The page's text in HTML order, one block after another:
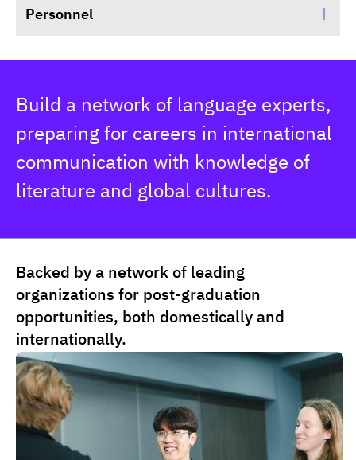
Lecturer of Program
jariya.waa@dpu.ac.th
Dr. Norrarat Pumpaisanchai
Lecturer of Program
Lecturer Wu Xian
Lecturer of Program
xian.wu@dpu.ac.th
Lecturer Chayapa Sutthasian
Lecturer of Program
thammika.sut@dpu.ac.th
Dr. Chakrapob Sasakul
chakrapob.sas@dpu.ac.th
Dr. Mujalin Minmookda
Lecturer of Program
mujalin.min@dpu.ac.th
Lecturer of Program
usamarn.mad@dpu.ac.th
ACT 2LT Abdulhafiz Hile
Lecturer of Program
abdulhafiz.hil@dpu.ac.th
ACT 2LT Artit Noorabaf
Lecturer of Program
for Business
Lecturer of Program
yoonhwan.kim@dpu.ac.th
Lecturer Bo Mee Kim
Lecturer of Program
bo-mee.kim@dpu.ac.th
Lecturer Tsuratatsu Cho
อาจารย์ประจำหลักสูตร
tsuratatsu.cho@dpu.ac.th
Personnel
นาย อาคม ขุนทอง
arkhom.khu@dpu.ac.th
Ms. เสาวลักษณ์ ไชยวงศา
เจ้าหน้าที่ สำนักงานเลขาคณะศิลปศาสตร์
saowaluk.cha@dpu.ac.th
เจ้าหน้าที่ฝ่ายการตลาด
Narumon.son@dpu.ac.th
Mr. ธีรโชติ ดอนเพ็งไพร
เจ้าหน้าที่ หลักสูตรภาษาจีนธุรกิจ
thirachot.don@dpu.ac.th
Ms. สิริณ ยังสี
Build a network of language experts,
preparing for careers in international
communication with knowledge of
literature and global cultures.
Backed by a network of leading
organizations for post-graduation
opportunities, both domestically and
internationally.